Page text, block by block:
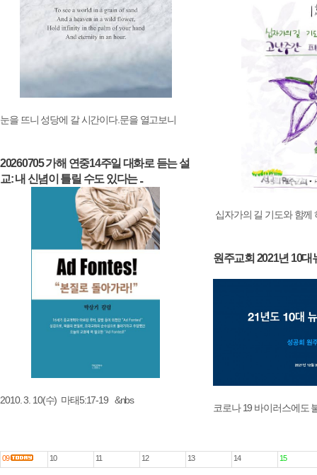
눈을 뜨니 성당에 갈 시간이다.문을 열고보니
20260705 가해 연중14주일 대화로 듣는 설
교: 내 신념이 틀릴 수도 있다는 ..
2010. 3. 10(수) 마태5:17-19 &nbs
십자가의 길 기도와 함께
원주교회 2021년 10대
코로나 19 바이러스에도
09 10 11 12 13 14 15